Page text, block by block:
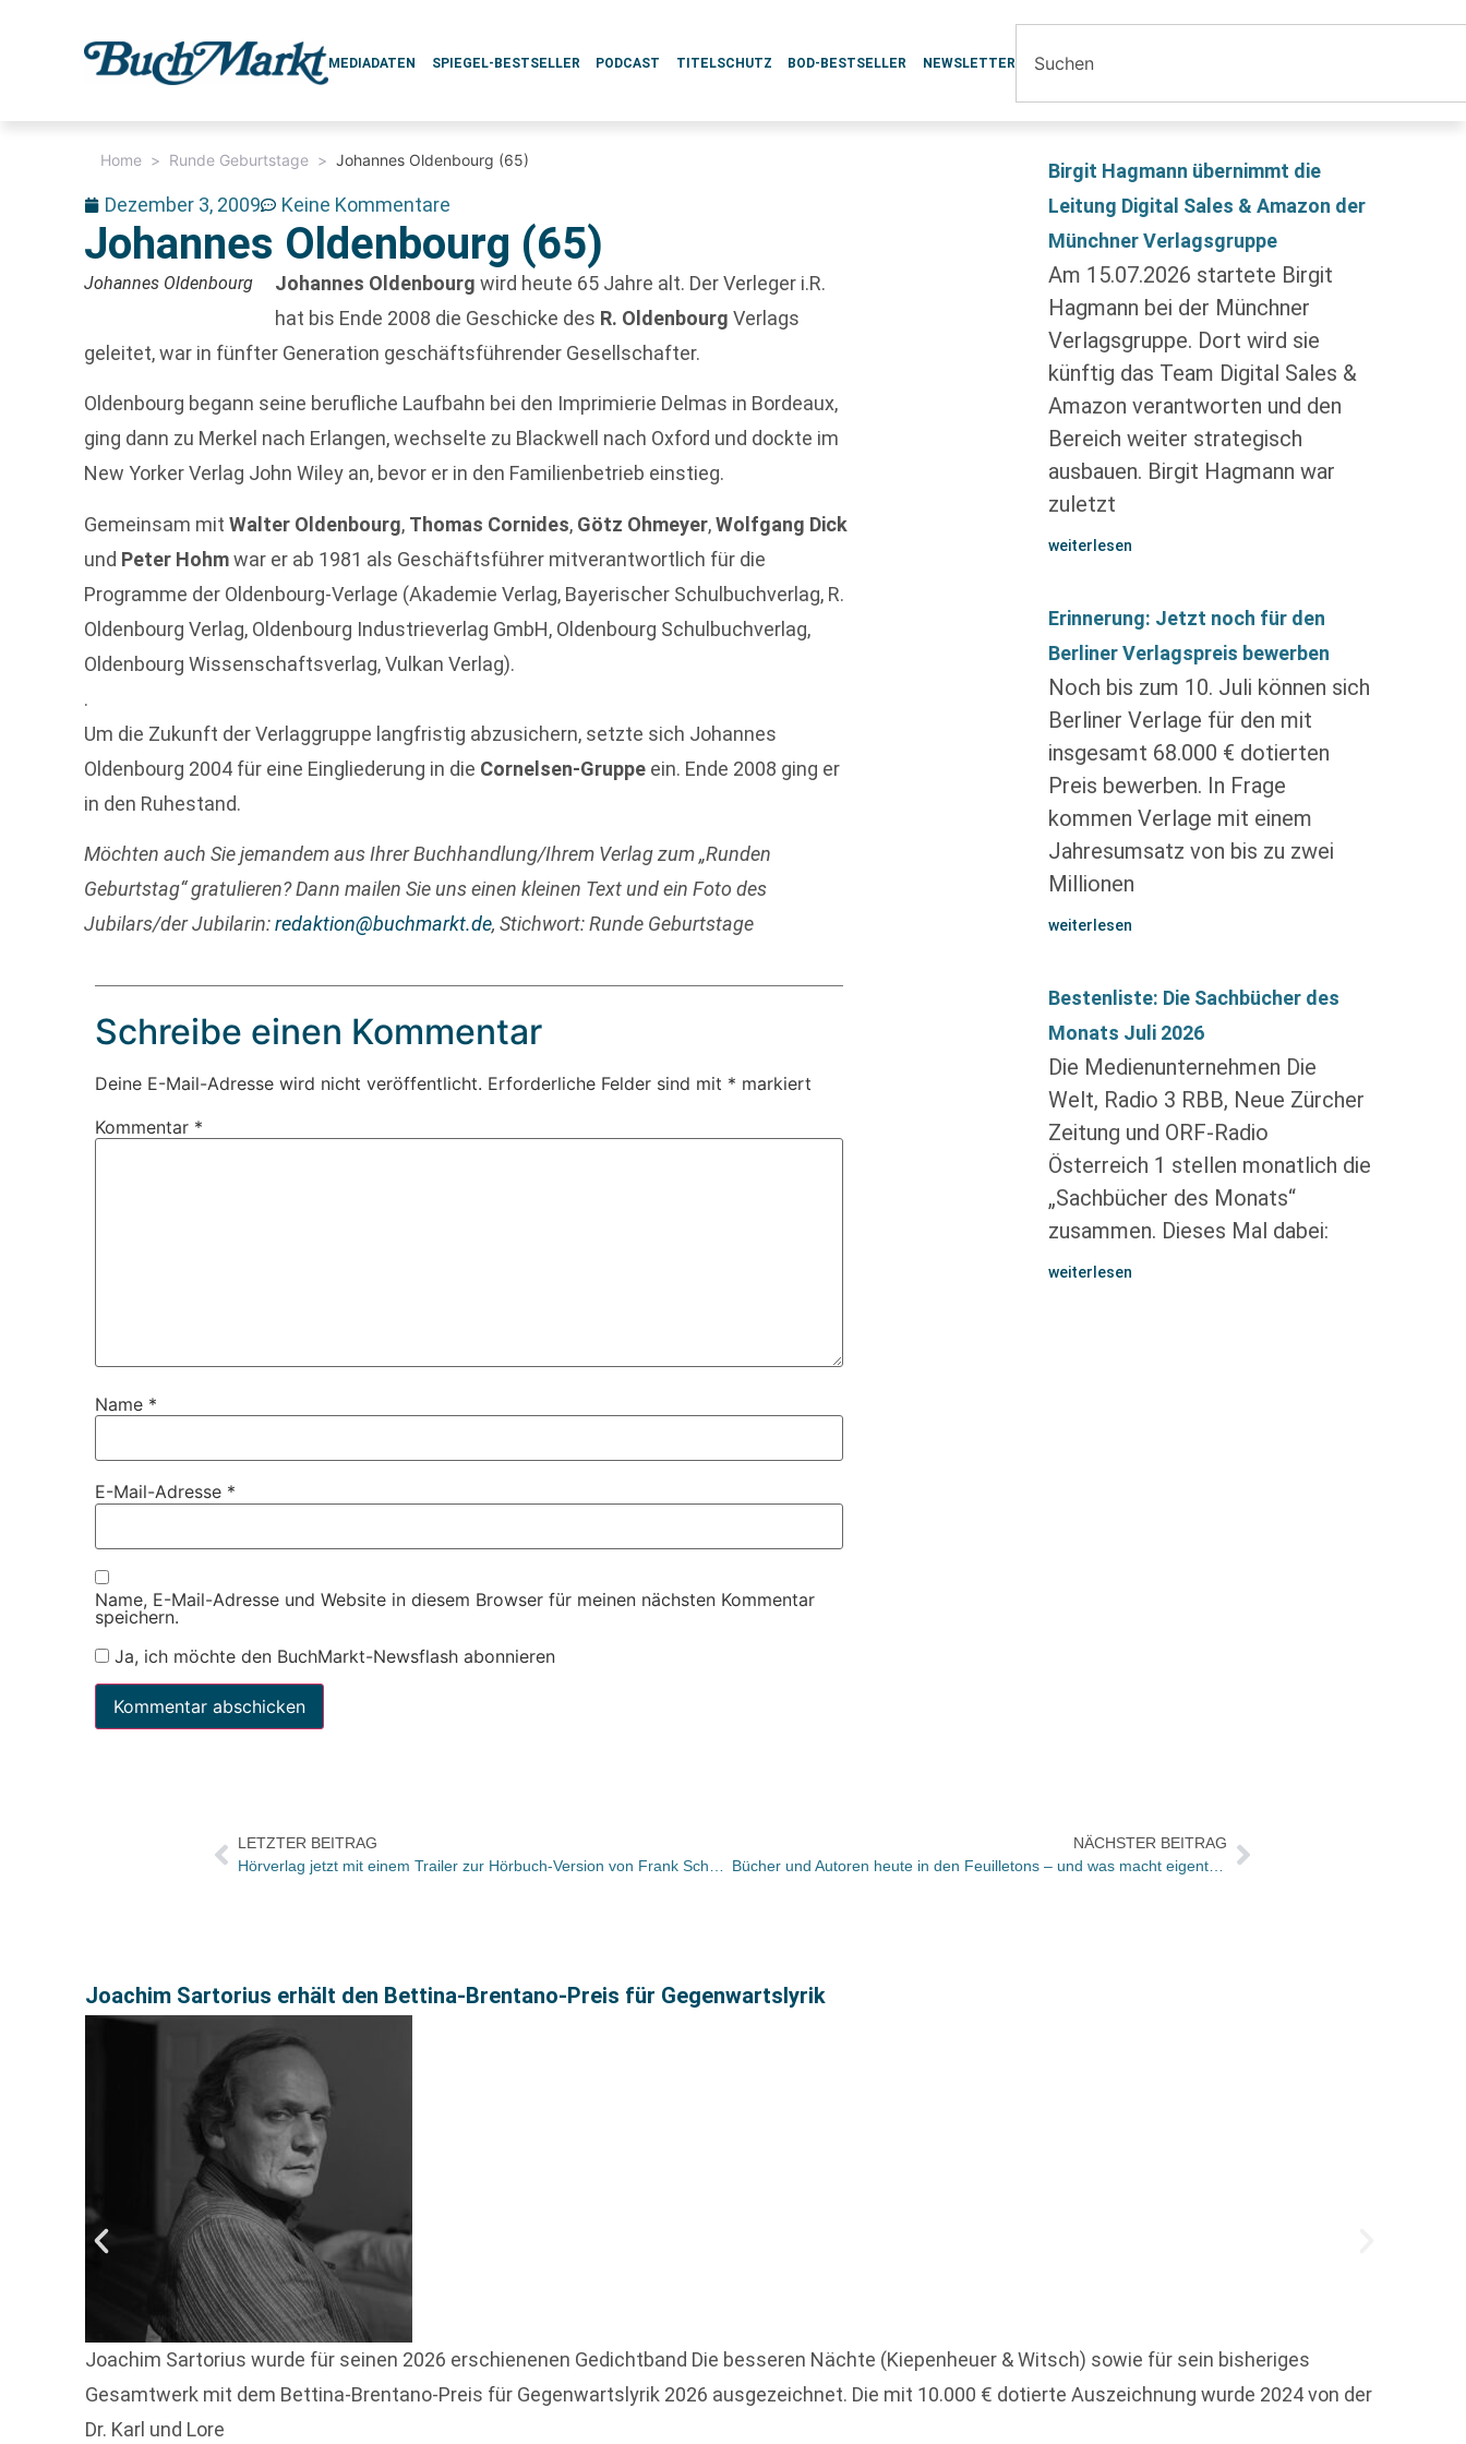
MEDIADATEN SPIEGEL-BESTSELLER PODCAST TITELSCHUTZ BOD-BESTSELLER NEWSLETTER
Home > Runde Geburtstage > Johannes Oldenbourg (65)
Dezember 3, 2009 Keine Kommentare
Johannes Oldenbourg (65)
Johannes Oldenbourg Johannes Oldenbourg wird heute 65 Jahre alt. Der Verleger i.R.
hat bis Ende 2008 die Geschicke des R. Oldenbourg Verlags
geleitet, war in fünfter Generation geschäftsführender Gesellschafter.
Oldenbourg begann seine berufliche Laufbahn bei den Imprimierie Delmas in Bordeaux,
ging dann zu Merkel nach Erlangen, wechselte zu Blackwell nach Oxford und dockte im
New Yorker Verlag John Wiley an, bevor er in den Familienbetrieb einstieg.
Gemeinsam mitWalter Oldenbourg, Thomas Cornides, Götz Ohmeyer,Wolfgang Dick
und Peter Hohmwar er ab 1981 als Geschäftsführer mitverantwortlich für die
Programme der Oldenbourg-Verlage (Akademie Verlag, Bayerischer Schulbuchverlag, R.
Oldenbourg Verlag, Oldenbourg Industrieverlag GmbH, Oldenbourg Schulbuchverlag,
Oldenbourg Wissenschaftsverlag, Vulkan Verlag).
.
Um die Zukunft der Verlaggruppe langfristig abzusichern, setzte sich Johannes
Oldenbourg 2004 für eine Eingliederung in die Cornelsen-Gruppe ein. Ende 2008 ging er
in den Ruhestand.
Möchten auch Sie jemandem aus Ihrer Buchhandlung/Ihrem Verlag zum „Runden
Geburtstag“ gratulieren? Dann mailen Sie uns einen kleinen Text und ein Foto des
Jubilars/der Jubilarin:redaktion@buchmarkt.de, Stichwort: Runde Geburtstage
Schreibe einen Kommentar
Deine E-Mail-Adresse wird nicht veröffentlicht. Erforderliche Felder sind mit * markiert
Kommentar *
Name *
E-Mail-Adresse *
Name, E-Mail-Adresse und Website in diesem Browser für meinen nächsten Kommentar
speichern.
Ja, ich möchte den BuchMarkt-Newsflash abonnieren
Birgit Hagmann übernimmt die
Leitung Digital Sales & Amazon der
Münchner Verlagsgruppe
Am 15.07.2026 startete Birgit
Hagmann bei der Münchner
Verlagsgruppe. Dort wird sie
künftig das Team Digital Sales &
Amazon verantworten und den
Bereich weiter strategisch
ausbauen. Birgit Hagmann war
zuletzt
weiterlesen
Erinnerung: Jetzt noch für den
Berliner Verlagspreis bewerben
Noch bis zum 10. Juli können sich
Berliner Verlage für den mit
insgesamt 68.000 € dotierten
Preis bewerben. In Frage
kommen Verlage mit einem
Jahresumsatz von bis zu zwei
Millionen
weiterlesen
Bestenliste: Die Sachbücher des
Monats Juli 2026
Die Medienunternehmen Die
Welt, Radio 3 RBB, Neue Zürcher
Zeitung und ORF-Radio
Österreich 1 stellen monatlich die
„Sachbücher des Monats“
zusammen. Dieses Mal dabei:
weiterlesen
LETZTER BEITRAG
Hörverlag jetzt mit einem Trailer zur Hörbuch-Version von Frank Schätzings „Limit“ in unserem Special online
NÄCHSTER BEITRAG
Bücher und Autoren heute in den Feuilletons – und was macht eigentlich Zippert den ganzen Tag?
Joachim Sartorius erhält den Bettina-Brentano-Preis für Gegenwartslyrik
Joachim Sartorius wurde für seinen 2026 erschienenen Gedichtband Die besseren Nächte (Kiepenheuer & Witsch) sowie für sein bisheriges
Gesamtwerk mit dem Bettina-Brentano-Preis für Gegenwartslyrik 2026 ausgezeichnet. Die mit 10.000 € dotierte Auszeichnung wurde 2024 von der
Dr. Karl und Lore